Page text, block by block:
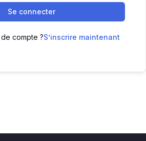
Se connecter
compte ?S’inscrire maintenant